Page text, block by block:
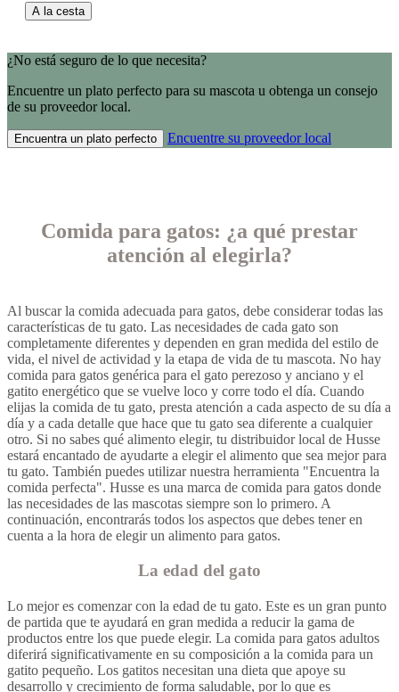
A la cesta
¿No está seguro de lo que necesita?
Encuentre un plato perfecto para su mascota u obtenga un consejo
de su proveedor local.
Encuentra un plato perfecto Encuentre su proveedor local
Comida para gatos: ¿a qué prestar
atención al elegirla?
Al buscar la comida adecuada para gatos, debe considerar todas las
características de tu gato. Las necesidades de cada gato son
completamente diferentes y dependen en gran medida del estilo de
vida, el nivel de actividad y la etapa de vida de tu mascota. No hay
comida para gatos genérica para el gato perezoso y anciano y el
gatito energético que se vuelve loco y corre todo el día. Cuando
elijas la comida de tu gato, presta atención a cada aspecto de su día a
día y a cada detalle que hace que tu gato sea diferente a cualquier
otro. Si no sabes qué alimento elegir, tu distribuidor local de Husse
estará encantado de ayudarte a elegir el alimento que sea mejor para
tu gato. También puedes utilizar nuestra herramienta "Encuentra la
comida perfecta". Husse es una marca de comida para gatos donde
las necesidades de las mascotas siempre son lo primero. A
continuación, encontrarás todos los aspectos que debes tener en
cuenta a la hora de elegir un alimento para gatos.
La edad del gato
Lo mejor es comenzar con la edad de tu gato. Este es un gran punto
de partida que te ayudará en gran medida a reducir la gama de
productos entre los que puede elegir. La comida para gatos adultos
diferirá significativamente en su composición a la comida para un
gatito pequeño. Los gatitos necesitan una dieta que apoye su
desarrollo y crecimiento de forma saludable, por lo que es